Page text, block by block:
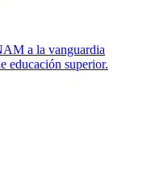
a la vanguardia
educación superior.